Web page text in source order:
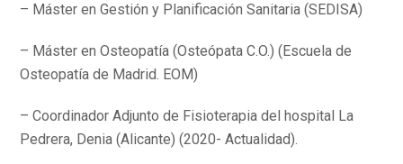
– Máster en Gestión y Planificación Sanitaria (SEDISA)
– Máster en Osteopatía (Osteópata C.O.) (Escuela de
Osteopatía de Madrid. EOM)
– Coordinador Adjunto de Fisioterapia del hospital La
Pedrera, Denia (Alicante) (2020- Actualidad).